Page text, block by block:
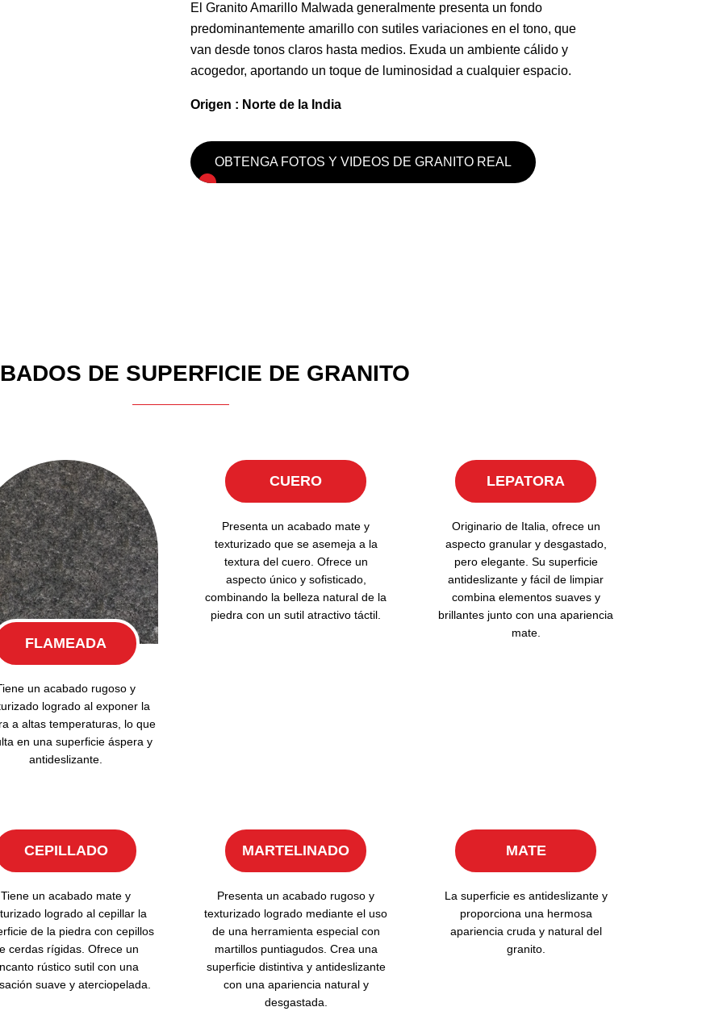
El Granito Amarillo Malwada generalmente presenta un fondo
predominantemente amarillo con sutiles variaciones en el tono, que
van desde tonos claros hasta medios. Exuda un ambiente cálido y
acogedor, aportando un toque de luminosidad a cualquier espacio.
Origen : Norte de la India
OBTENGA FOTOS Y VIDEOS DE GRANITO REAL
DE SUPERFICIE DE GRANITO
FLAMEADA
un acabado rugoso y
logrado al exponer la
a altas temperaturas, lo que
en una superficie áspera y
antideslizante.
CUERO
Presenta un acabado mate y
texturizado que se asemeja a la
textura del cuero. Ofrece un
aspecto único y sofisticado,
combinando la belleza natural de la
piedra con un sutil atractivo táctil.
LEPATORA
Originario de Italia, ofrece un
aspecto granular y desgastado,
pero elegante. Su superficie
antideslizante y fácil de limpiar
combina elementos suaves y
brillantes junto con una apariencia
mate.
CEPILLADO
Tiene un acabado mate y
logrado al cepillar la
de la piedra con cepillos
cerdas rígidas. Ofrece un
rústico sutil con una
suave y aterciopelada.
MARTELINADO
Presenta un acabado rugoso y
texturizado logrado mediante el uso
de una herramienta especial con
martillos puntiagudos. Crea una
superficie distintiva y antideslizante
con una apariencia natural y
desgastada.
MATE
La superficie es antideslizante y
proporciona una hermosa
apariencia cruda y natural del
granito.